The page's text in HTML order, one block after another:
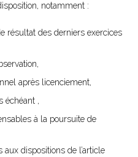
notamment :
résultat des derniers exercices
après licenciement,
échéant ,
à la poursuite de
dispositions de l’article